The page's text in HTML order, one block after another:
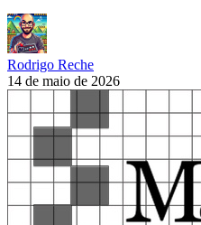
Rodrigo Reche
14 de maio de 2026